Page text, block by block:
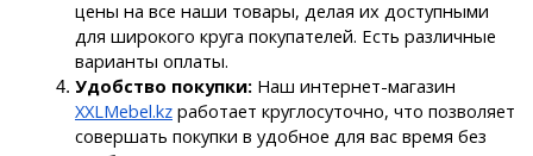
цены на все наши товары, делая их доступными
для широкого круга покупателей. Есть различные
варианты оплаты.
Удобство покупки:
XXLMebel.kz работает круглосуточно, что позволяет
совершать покупки в удобное для вас время без